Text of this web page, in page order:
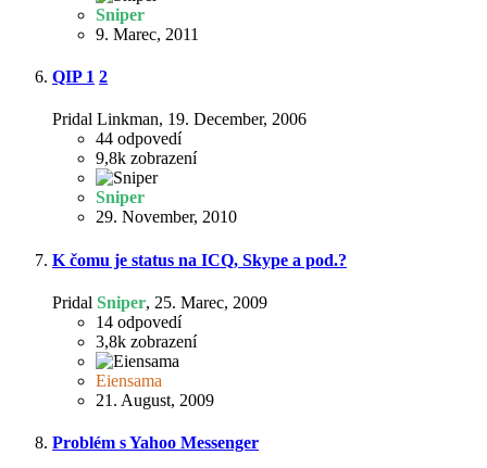
Sniper
9. Marec, 2011
QIP 1 2
Pridal Linkman, 19. December, 2006
44 odpovedí
9,8k zobrazení
Sniper
29. November, 2010
K čomu je status na ICQ, Skype a pod.?
Pridal Sniper, 25. Marec, 2009
14 odpovedí
3,8k zobrazení
Eiensama
21. August, 2009
Problém s Yahoo Messenger